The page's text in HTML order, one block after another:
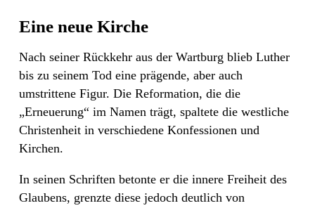
Eine neue Kirche
Nach seiner Rückkehr aus der Wartburg blieb Luther
bis zu seinem Tod eine prägende, aber auch
umstrittene Figur. Die Reformation, die die
„Erneuerung“ im Namen trägt, spaltete die westliche
Christenheit in verschiedene Konfessionen und
Kirchen.
In seinen Schriften betonte er die innere Freiheit des
Glaubens, grenzte diese jedoch deutlich von